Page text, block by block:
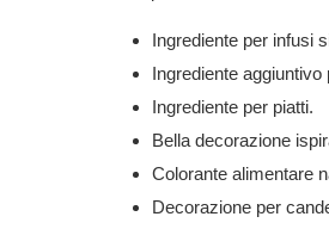
Ingrediente per infusi
Ingrediente
Ingrediente per piatti.
Bella decorazione
Colorante alimentare
Decorazione per